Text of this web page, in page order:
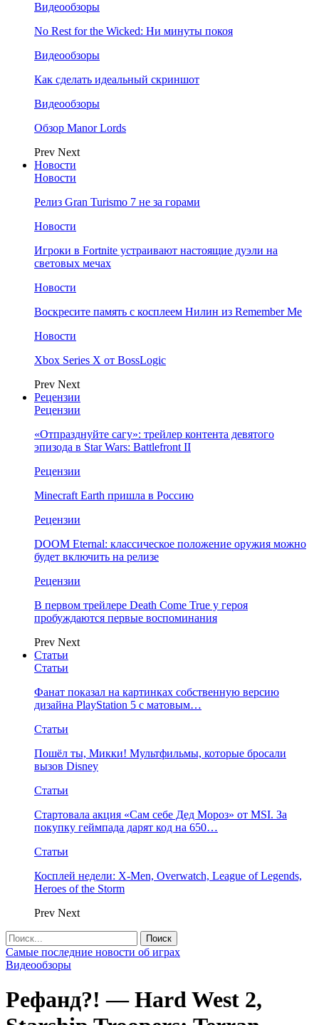
Видеообзоры
No Rest for the Wicked: Ни минуты покоя
Видеообзоры
Как сделать идеальный скриншот
Видеообзоры
Обзор Manor Lords
Prev Next
Новости
Новости
Релиз Gran Turismo 7 не за горами
Новости
Игроки в Fortnite устраивают настоящие дуэли на
световых мечах
Новости
Воскресите память с косплеем Нилин из Remember Me
Новости
Xbox Series X от BossLogic
Prev Next
Рецензии
Рецензии
«Отпразднуйте сагу»: трейлер контента девятого
эпизода в Star Wars: Battlefront II
Рецензии
Minecraft Earth пришла в Россию
Рецензии
DOOM Eternal: классическое положение оружия можно
будет включить на релизе
Рецензии
В первом трейлере Death Come True у героя
пробуждаются первые воспоминания
Prev Next
Статьи
Статьи
Фанат показал на картинках собственную версию
дизайна PlayStation 5 с матовым…
Статьи
Пошёл ты, Микки! Мультфильмы, которые бросали
вызов Disney
Статьи
Стартовала акция «Сам себе Дед Мороз» от MSI. За
покупку геймпада дарят код на 650…
Статьи
Косплей недели: X-Men, Overwatch, League of Legends,
Heroes of the Storm
Prev Next
Самые последние новости об играх
Видеообзоры
Рефанд?! — Hard West 2,